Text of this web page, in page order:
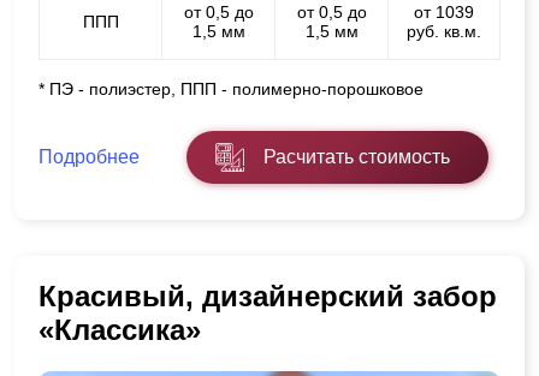
ППП
от 0,5 до
1,5 мм
от 0,5 до
1,5 мм
от 1039
руб. кв.м.
* ПЭ - полиэстер, ППП - полимерно-порошковое
Подробнее Расчитать стоимость
Красивый, дизайнерский забор
«Классика»